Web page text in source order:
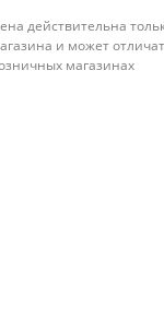
действительна
и может
магазинах